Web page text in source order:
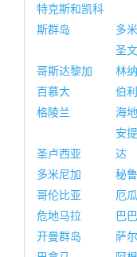
特克斯和凯科
斯群岛
多
哥斯达黎加
圣
林
百慕大
伯
格陵兰
海地
圣卢西亚
安
达
多米尼加
秘鲁
哥伦比亚
厄
危地马拉
巴
开曼群岛
萨